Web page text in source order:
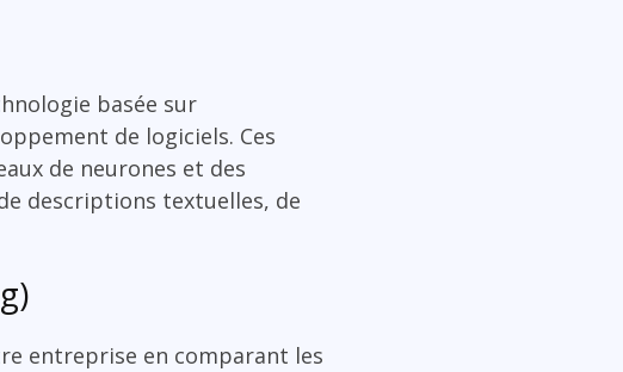
basée sur
de logiciels. Ces
de neurones et des
descriptions textuelles, de
entreprise en comparant les